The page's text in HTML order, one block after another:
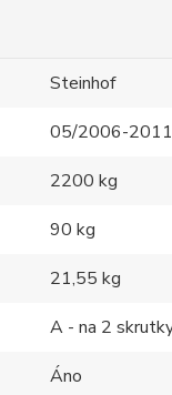
Steinhof
05/2006-2011
2200 kg
90 kg
21,55 kg
A - na 2
Áno